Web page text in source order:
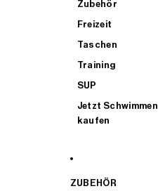
Zubehör
Freizeit
Taschen
Training
SUP
Jetzt Schwimmen
kaufen
ZUBEHÖR